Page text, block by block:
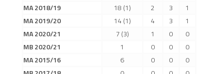
B tým
Zápasy MB 2026/27
Realizační tým
Historie MB
MA 2018/19
18 (1) 2 3
1
MA 2019/20
14(1) 4 3
1
MA 2020/21
7 (3) 1 0
0
MB 2020/21
1 0 0
0
MA 2015/16
6 0 0
0